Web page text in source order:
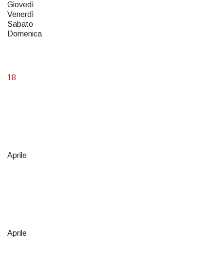
Giovedì
Venerdì
Sabato
Domenica
18
Aprile
Aprile